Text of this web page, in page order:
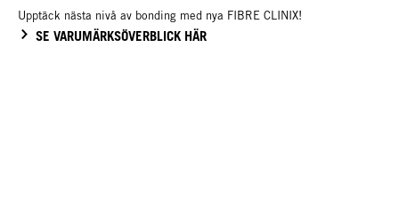
Upptäck nästa nivå av bonding med nya FIBRE CLINIX!
SE VARUMÄRKSÖVERBLICK HÄR